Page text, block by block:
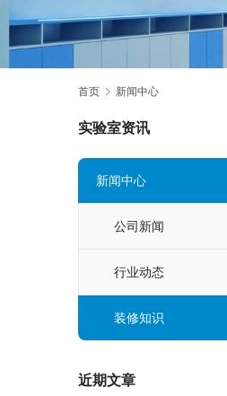
首页 新闻中心
实验室资讯
新闻中心
公司新闻
行业动态
装修知识
近期文章